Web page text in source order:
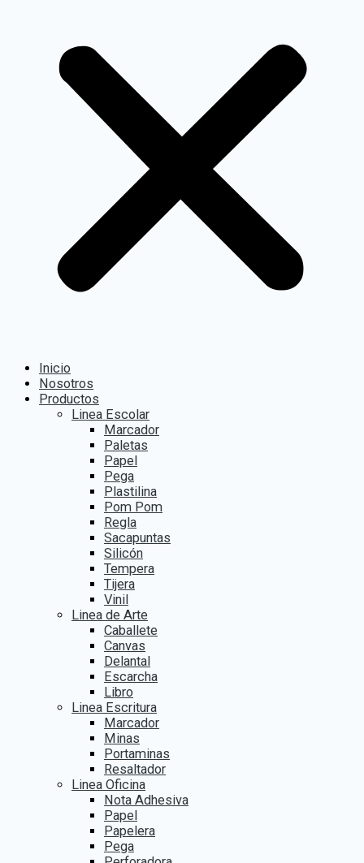
Inicio
Nosotros
Productos
Linea Escolar
Marcador
Paletas
Papel
Pega
Plastilina
Pom Pom
Regla
Sacapuntas
Silicón
Tempera
Tijera
Vinil
Linea de Arte
Caballete
Canvas
Delantal
Escarcha
Libro
Linea Escritura
Marcador
Minas
Portaminas
Resaltador
Linea Oficina
Nota Adhesiva
Papel
Papelera
Pega